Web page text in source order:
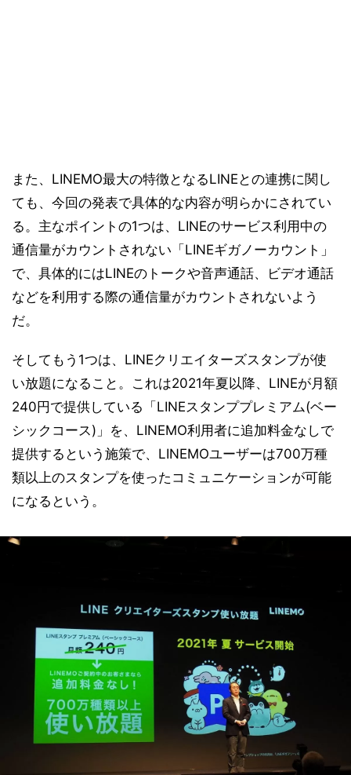
また、LINEMO最大の特徴となるLINEとの連携に関し
ても、今回の発表で具体的な内容が明らかにされてい
る。主なポイントの1つは、LINEのサービス利用中の
通信量がカウントされない「LINEギガノーカウント」
で、具体的にはLINEのトークや音声通話、ビデオ通話
などを利用する際の通信量がカウントされないよう
だ。
そしてもう1つは、LINEクリエイターズスタンプが使
い放題になること。これは2021年夏以降、LINEが月額
240円で提供している「LINEスタンププレミアム(ベー
シックコース)」を、LINEMO利用者に追加料金なしで
提供するという施策で、LINEMOユーザーは700万種
類以上のスタンプを使ったコミュニケーションが可能
になるという。